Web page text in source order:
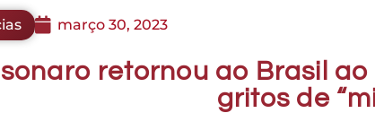
março 30, 2023
retornou ao Brasil
gritos de